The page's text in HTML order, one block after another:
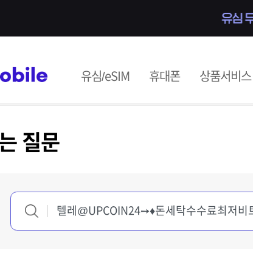
SK 7mobile
주메뉴
유심/eSIM 휴대폰 상품서비스
질문